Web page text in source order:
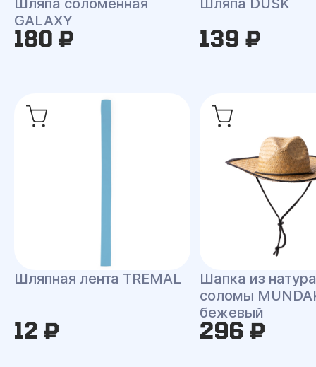
Шляпа соломенная
GALAXY
180 ₽
Шляпа DUSK
139 ₽
Шляпная лента TREMAL
12 ₽
Шапка из
соломы
бежевый
296 ₽